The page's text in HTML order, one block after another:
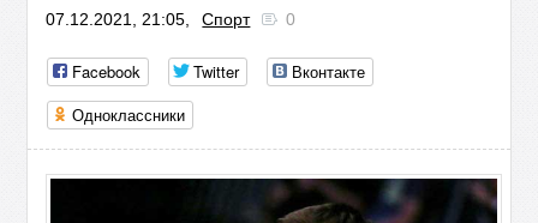
07.12.2021, 21:05, Спорт 0
Facebook Twitter
Вконтакте
Одноклассники